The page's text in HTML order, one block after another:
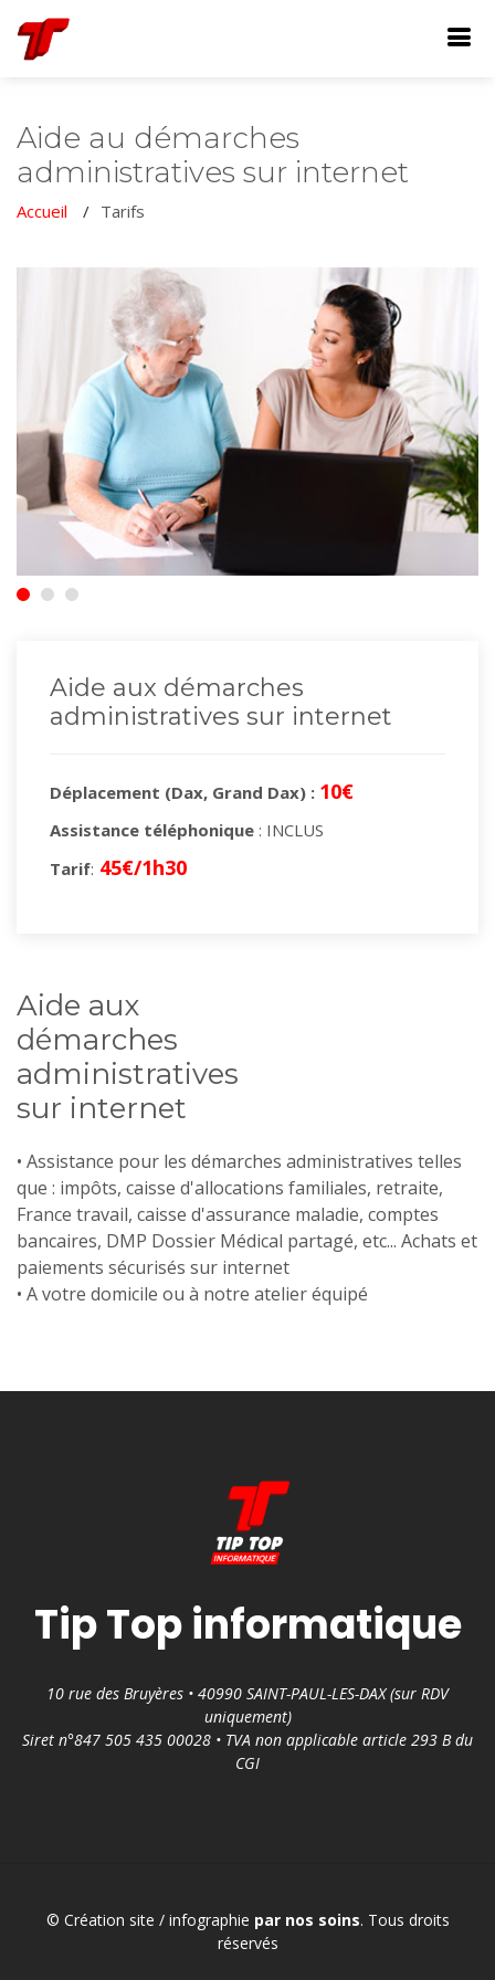
Aide au démarches
administratives sur internet
Accueil Tarifs
Aide aux démarches
administratives sur internet
Déplacement (Dax, Grand Dax) : 10€
Assistance téléphonique : INCLUS
Tarif: 45€/1h30
Aide aux
démarches
administratives
sur internet
• Assistance pour les démarches administratives telles
que : impôts, caisse d'allocations familiales, retraite,
France travail, caisse d'assurance maladie, comptes
bancaires, DMP Dossier Médical partagé, etc... Achats et
paiements sécurisés sur internet
• A votre domicile ou à notre atelier équipé
Tip Top informatique
10 rue des Bruyères • 40990 SAINT-PAUL-LES-DAX (sur RDV
uniquement)
Siret n°847 505 435 00028 • TVA non applicable article 293 B du
CGI
© Création site / infographie par nos soins. Tous droits
réservés